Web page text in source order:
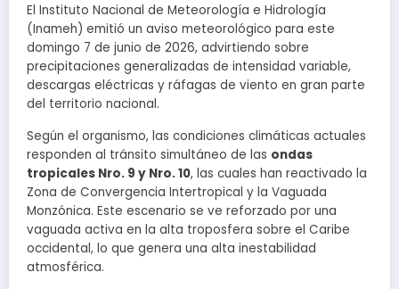
El Instituto Nacional de Meteorología e Hidrología
(Inameh) emitió un aviso meteorológico para este
domingo 7 de junio de 2026, advirtiendo sobre
precipitaciones generalizadas de intensidad variable,
descargas eléctricas y ráfagas de viento en gran parte
del territorio nacional.
Según el organismo, las condiciones climáticas actuales
responden al tránsito simultáneo de las ondas
tropicales Nro. 9 y Nro. 10, las cuales han reactivado la
Zona de Convergencia Intertropical y la Vaguada
Monzónica. Este escenario se ve reforzado por una
vaguada activa en la alta troposfera sobre el Caribe
occidental, lo que genera una alta inestabilidad
atmosférica.